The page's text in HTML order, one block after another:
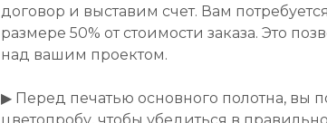
договор и выставим счет. Вам
размере 50% от стоимости заказа. Это
над вашим проектом.
▶ Перед печатью основного полотна, вы